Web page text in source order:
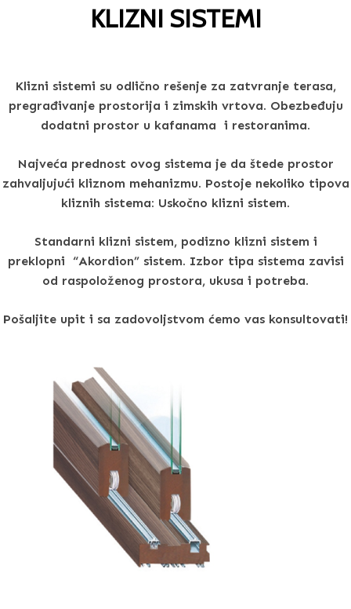
KLIZNI SISTEMI
Klizni sistemi su odlično rešenje za zatvranje terasa,
pregrađivanje prostorija i zimskih vrtova. Obezbeđuju
dodatni prostor u kafanama i restoranima.
Najveća prednost ovog sistema je da štede prostor
zahvaljujući kliznom mehanizmu. Postoje nekoliko tipova
kliznih sistema: Uskočno klizni sistem.
Standarni klizni sistem, podizno klizni sistem i
preklopni “Akordion” sistem. Izbor tipa sistema zavisi
od raspoloženog prostora, ukusa i potreba.
Pošaljite upit i sa zadovoljstvom ćemo vas konsultovati!